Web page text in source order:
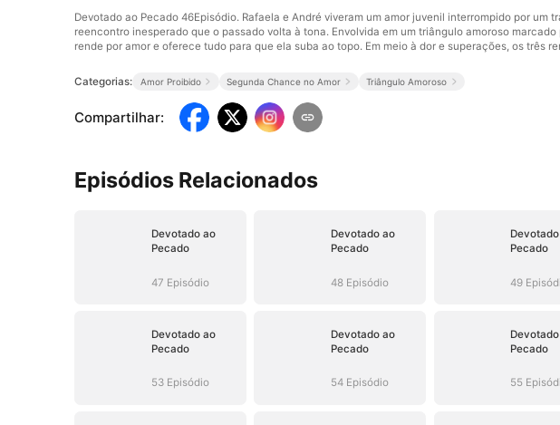
Devotado ao Pecado 46Episódio. Rafaela e André viveram um amor juvenil interrompido por
reencontro inesperado que o passado volta à tona. Envolvida em um triângulo amoroso
rende por amor e oferece tudo para que ela suba ao topo. Em meio à dor e superações, os três
Categorias: Amor Proibido Segunda Chance no Amor Triângulo Amoroso
Compartilhar:
Episódios Relacionados
Devotado ao
Pecado
47 Episódio
Devotado ao
Pecado
48 Episódio
Pecado
49
Devotado ao
Pecado
53 Episódio
Devotado ao
Pecado
54 Episódio
Pecado
55